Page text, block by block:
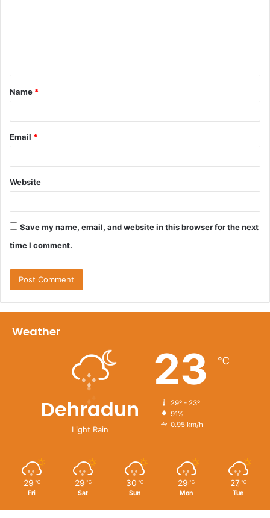
t
*
Name *
Email *
Website
Save my name, email, and website in this browser for the next
time I comment.
Weather
Dehradun
Light Rain
23 ℃
29º - 23º
91%
0.95 km/h
29 ℃
Fri
29 ℃
Sat
30 ℃
Sun
29 ℃
Mon
27 ℃
Tue